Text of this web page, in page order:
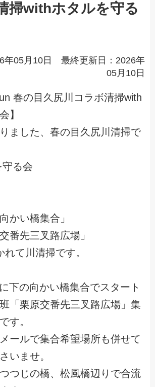
掃withホタルを守る
年05月10日 最終更新日：2026年
05月10日
春の目久尻川コラボ清掃with
】
ました、春の目久尻川清掃で
る会
かい橋集合」
番先三叉路広場」
て川清掃です。
下の向かい橋集合でスタート
「栗原交番先三叉路広場」集
す。
ールで集合希望場所も併せて
いませ。
つじの橋、松風橋辺りで合流